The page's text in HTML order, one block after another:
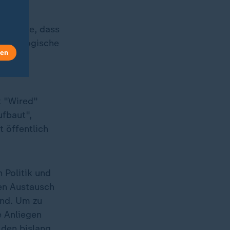
dass
der
"Wired"
öffentlich
Politik und
Austausch
Um zu
Anliegen